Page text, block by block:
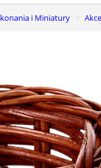
i Miniatury